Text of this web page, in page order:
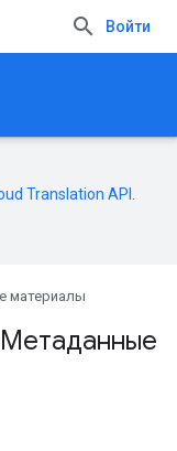
Войти
Translation API
материалы